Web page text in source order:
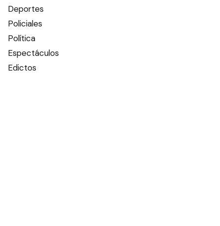
Deportes
Policiales
Política
Espectáculos
Edictos